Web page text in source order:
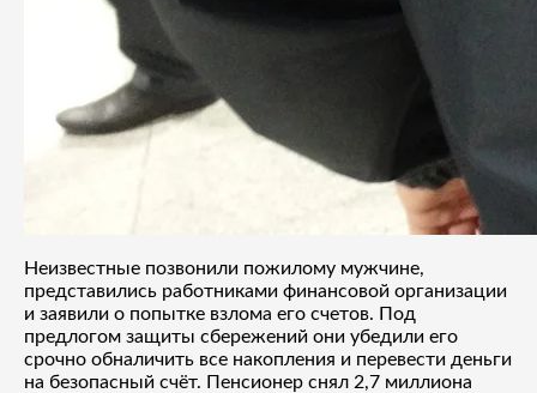
Неизвестные позвонили пожилому мужчине,
представились работниками финансовой организации
и заявили о попытке взлома его счетов. Под
предлогом защиты сбережений они убедили его
срочно обналичить все накопления и перевести деньги
на безопасный счёт. Пенсионер снял 2,7 миллиона